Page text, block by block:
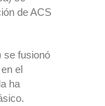
de ACS
se fusionó
el
ha